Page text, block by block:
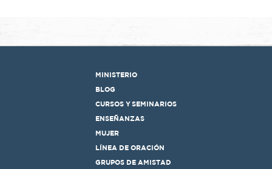
MINISTERIO
BLOG
CURSOS Y SEMINARIOS
ENSEÑANZAS
MUJER
LÍNEA DE ORACIÓN
GRUPOS DE AMISTAD